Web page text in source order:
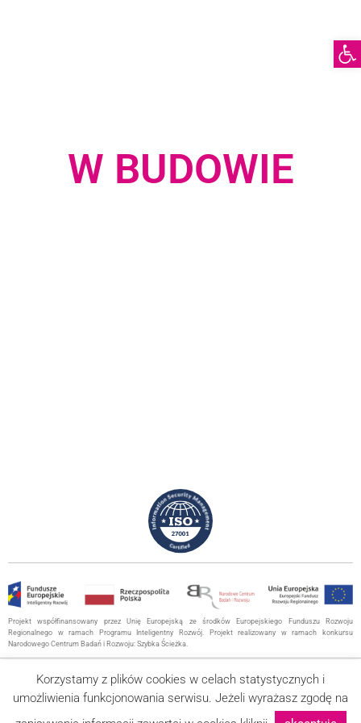
Otwórz
W BUDOWIE
Projekt współfinansowany przez Unię Europejską ze środków Europejskiego Funduszu Rozwoju
Regionalnego w ramach Programu Inteligentny Rozwój. Projekt realizowany w ramach konkursu
Narodowego Centrum Badań i Rozwoju: Szybka Ścieżka.
2022 © MdM
Polityka prywatności
Korzystamy z plików cookies w celach statystycznych i
umożliwienia funkcjonowania serwisu. Jeżeli wyrażasz zgodę na